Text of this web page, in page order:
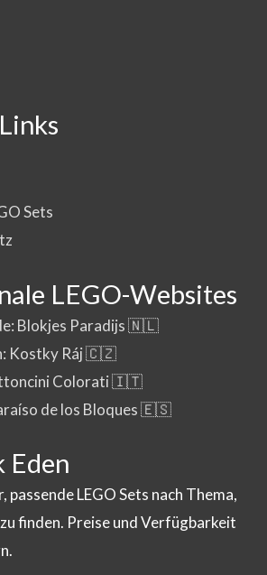
Sets
LEGO-Websites
Blokjes Paradijs 🇳🇱
Kostky Ráj 🇨🇿
Colorati 🇮🇹
de los Bloques 🇪🇸
Eden
passende LEGO Sets nach Thema,
finden. Preise und Verfügbarkeit